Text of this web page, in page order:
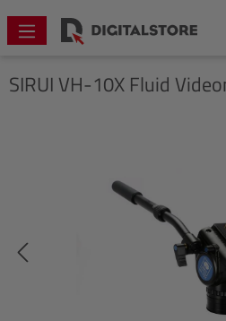
springen
SIRUI VH-10X Fluid